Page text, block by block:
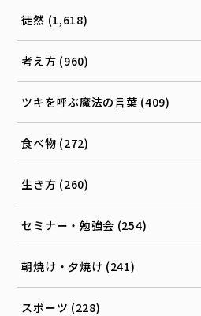
徒然 (1,618)
考え方 (960)
ツキを呼ぶ魔法の言葉 (409)
食べ物 (272)
生き方 (260)
セミナー・勉強会 (254)
朝焼け・夕焼け (241)
スポーツ (228)